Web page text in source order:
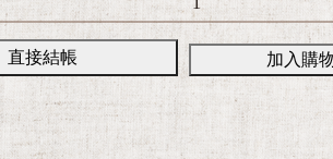
直接結帳 加入購